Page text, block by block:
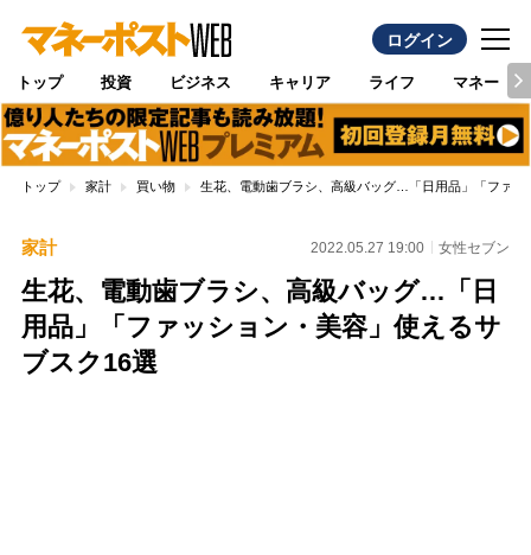
ログイン
トップ 投資 ビジネス キャリア ライフ マネー
トップ 家計 買い物 生花、電動歯ブラシ、高級バッグ…「日用品」「ファッ
家計 2022.05.27 19:00 女性セブン
生花、電動歯ブラシ、高級バッグ…「日
用品」「ファッション・美容」使えるサ
ブスク16選